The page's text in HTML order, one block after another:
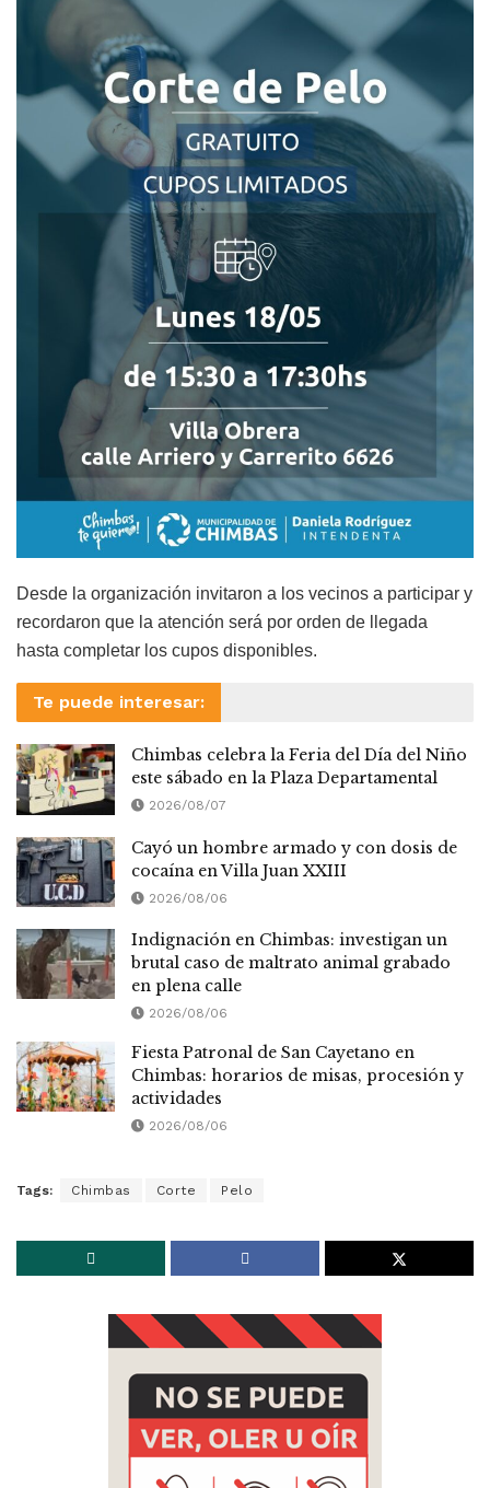
Desde la organización invitaron a los vecinos a participar y
recordaron que la atención será por orden de llegada
hasta completar los cupos disponibles.
Te puede interesar:
Chimbas celebra la Feria del Día del Niño
este sábado en la Plaza Departamental
2026/08/07
Cayó un hombre armado y con dosis de
cocaína en Villa Juan XXIII
2026/08/06
Indignación en Chimbas: investigan un
brutal caso de maltrato animal grabado
en plena calle
2026/08/06
Fiesta Patronal de San Cayetano en
Chimbas: horarios de misas, procesión y
actividades
2026/08/06
Tags: Chimbas Corte Pelo